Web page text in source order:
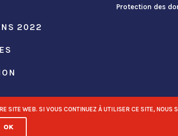
2022
Protection des
WEB. SI VOUS CONTINUEZ À UTILISER CE SITE, NOUS
OK